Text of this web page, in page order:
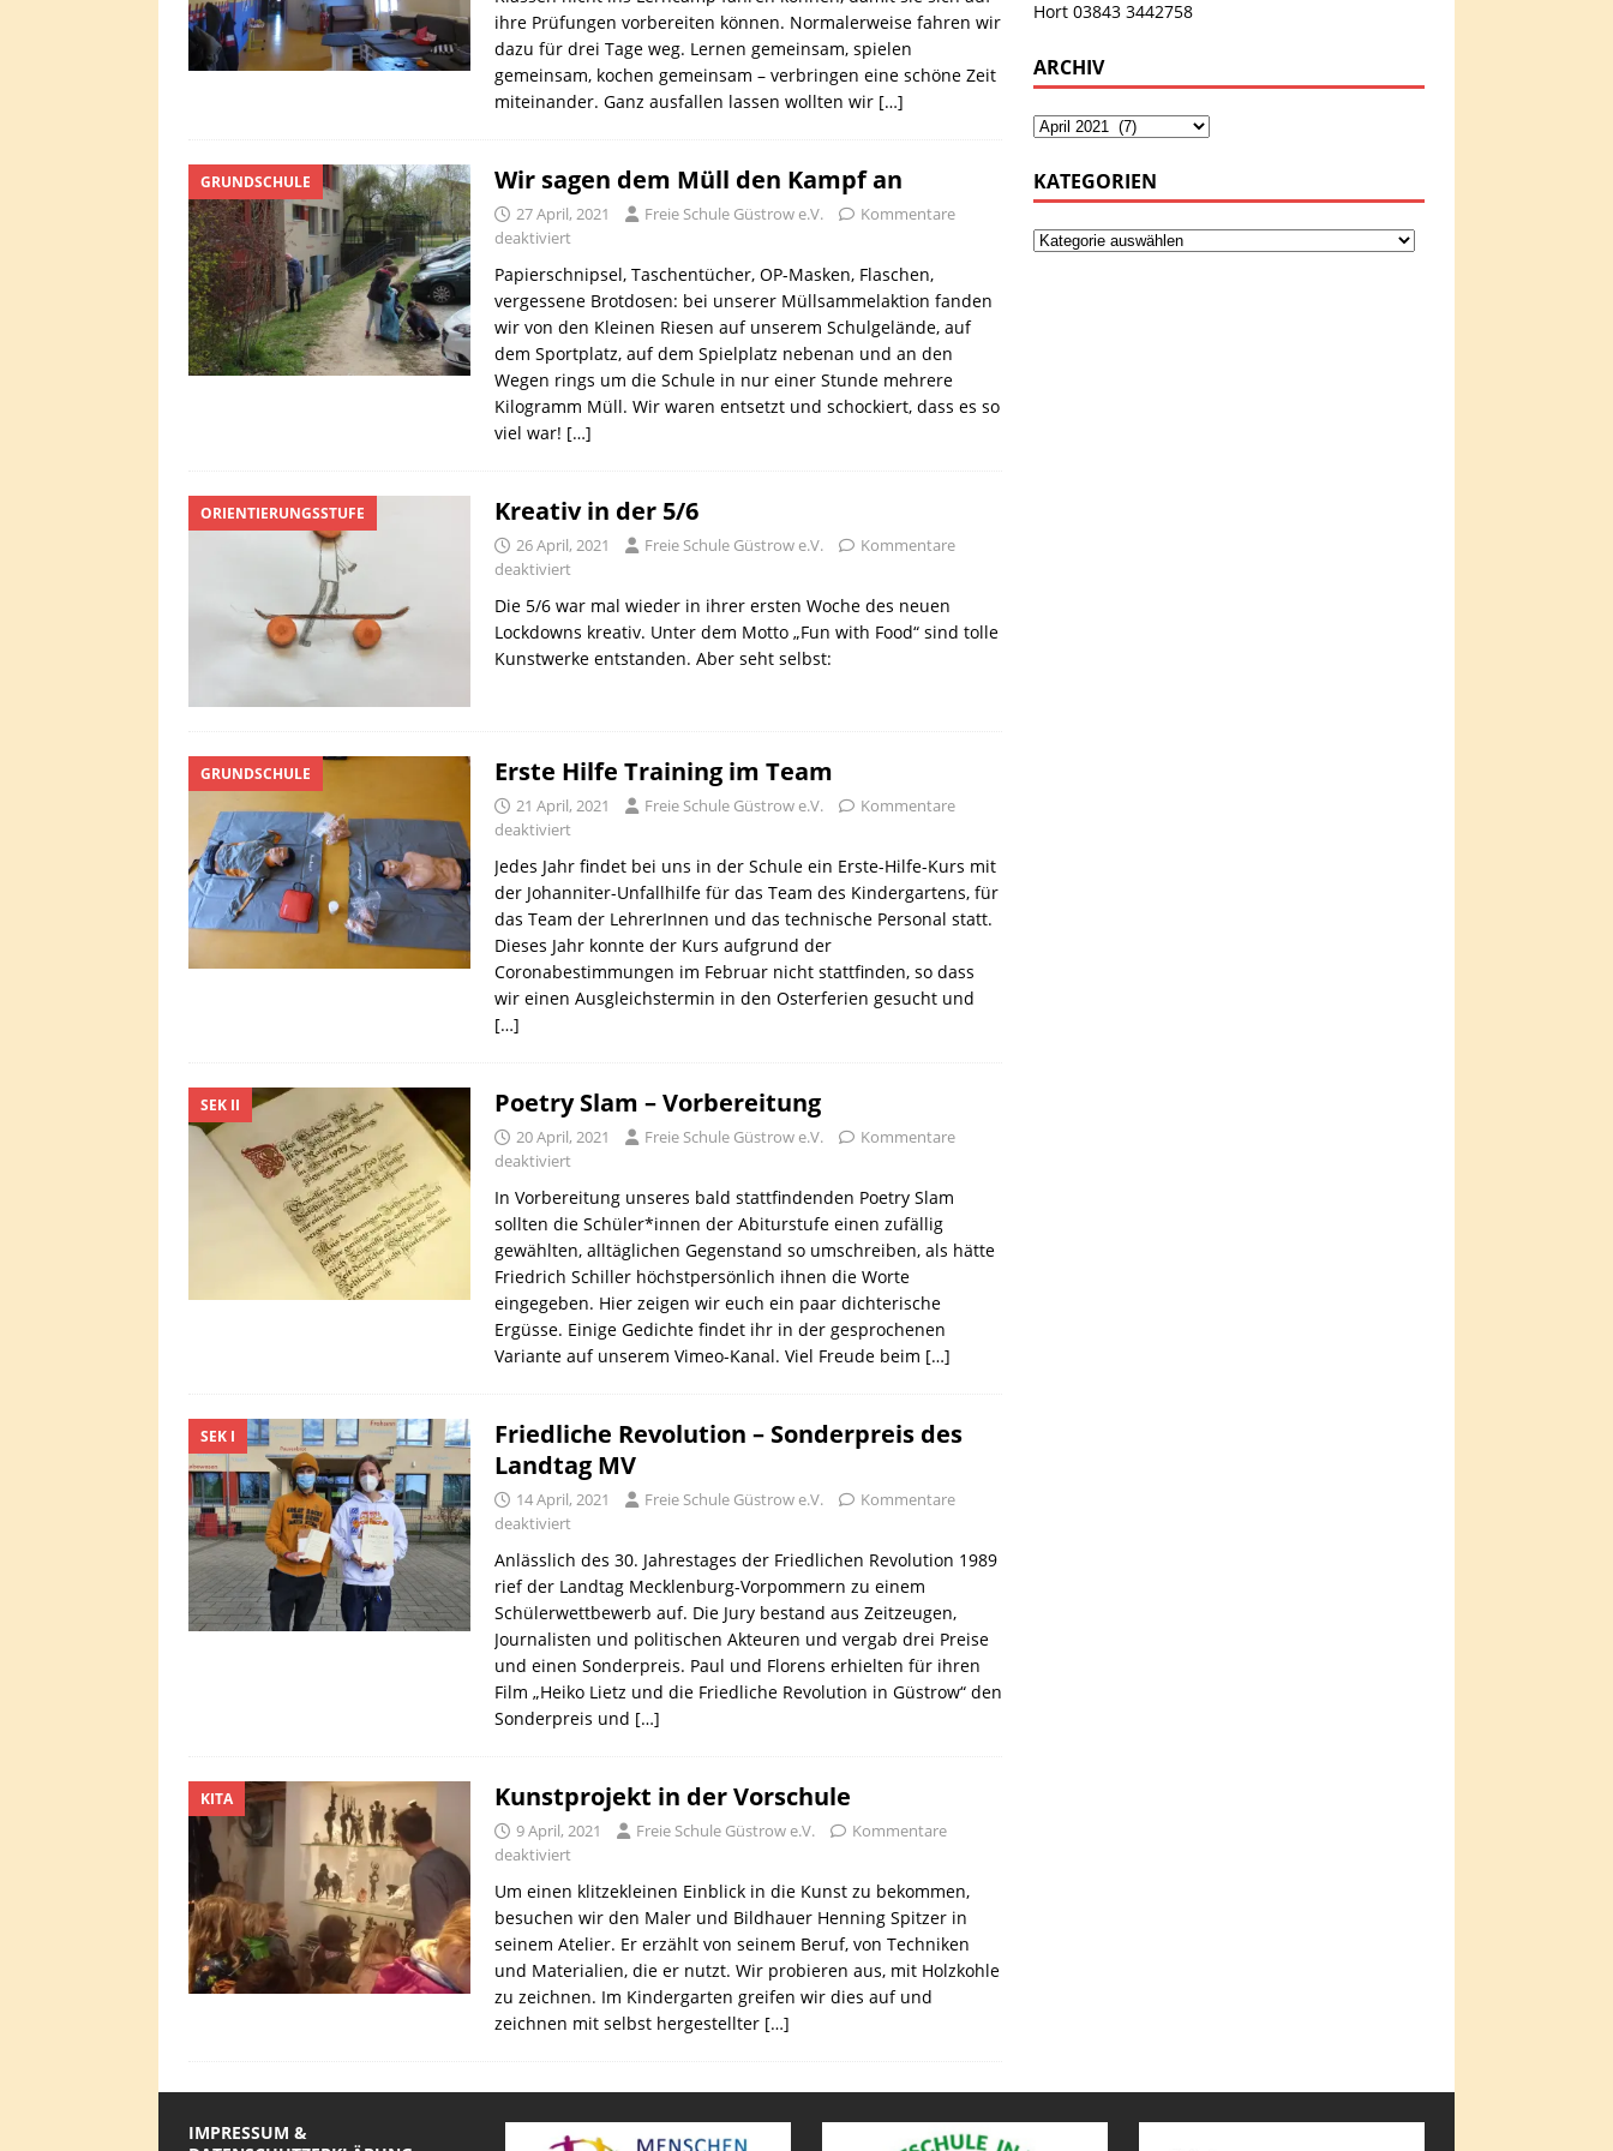
ihre Prüfungen vorbereiten können. Normalerweise fahren wir
dazu für drei Tage weg. Lernen gemeinsam, spielen
gemeinsam, kochen gemeinsam – verbringen eine schöne Zeit
miteinander. Ganz ausfallen lassen wollten wir […]
GRUNDSCHULE Wir sagen dem Müll den Kampf an
27 April, 2021 Freie Schule Güstrow e.V.
Kommentare
deaktiviert
Papierschnipsel, Taschentücher, OP-Masken, Flaschen,
vergessene Brotdosen: bei unserer Müllsammelaktion fanden
wir von den Kleinen Riesen auf unserem Schulgelände, auf
dem Sportplatz, auf dem Spielplatz nebenan und an den
Wegen rings um die Schule in nur einer Stunde mehrere
Kilogramm Müll. Wir waren entsetzt und schockiert, dass es so
viel war! […]
ORIENTIERUNGSSTUFE Kreativ in der 5/6
26 April, 2021 Freie Schule Güstrow e.V.
Kommentare
deaktiviert
Die 5/6 war mal wieder in ihrer ersten Woche des neuen
Lockdowns kreativ. Unter dem Motto „Fun with Food“ sind tolle
Kunstwerke entstanden. Aber seht selbst:
GRUNDSCHULE Erste Hilfe Training im Team
21 April, 2021 Freie Schule Güstrow e.V.
Kommentare
deaktiviert
Jedes Jahr findet bei uns in der Schule ein Erste-Hilfe-Kurs mit
der Johanniter-Unfallhilfe für das Team des Kindergartens, für
das Team der LehrerInnen und das technische Personal statt.
Dieses Jahr konnte der Kurs aufgrund der
Coronabestimmungen im Februar nicht stattfinden, so dass
wir einen Ausgleichstermin in den Osterferien gesucht und
[…]
SEK II Poetry Slam – Vorbereitung
20 April, 2021 Freie Schule Güstrow e.V.
Kommentare
deaktiviert
In Vorbereitung unseres bald stattfindenden Poetry Slam
sollten die Schüler*innen der Abiturstufe einen zufällig
gewählten, alltäglichen Gegenstand so umschreiben, als hätte
Friedrich Schiller höchstpersönlich ihnen die Worte
eingegeben. Hier zeigen wir euch ein paar dichterische
Ergüsse. Einige Gedichte findet ihr in der gesprochenen
Variante auf unserem Vimeo-Kanal. Viel Freude beim […]
SEK I
Friedliche Revolution – Sonderpreis des
Landtag MV
14 April, 2021 Freie Schule Güstrow e.V.
Kommentare
deaktiviert
Anlässlich des 30. Jahrestages der Friedlichen Revolution 1989
rief der Landtag Mecklenburg-Vorpommern zu einem
Schülerwettbewerb auf. Die Jury bestand aus Zeitzeugen,
Journalisten und politischen Akteuren und vergab drei Preise
und einen Sonderpreis. Paul und Florens erhielten für ihren
Film „Heiko Lietz und die Friedliche Revolution in Güstrow“ den
Sonderpreis und […]
KITA Kunstprojekt in der Vorschule
9 April, 2021 Freie Schule Güstrow e.V.
Kommentare
deaktiviert
Um einen klitzekleinen Einblick in die Kunst zu bekommen,
besuchen wir den Maler und Bildhauer Henning Spitzer in
seinem Atelier. Er erzählt von seinem Beruf, von Techniken
und Materialien, die er nutzt. Wir probieren aus, mit Holzkohle
zu zeichnen. Im Kindergarten greifen wir dies auf und
zeichnen mit selbst hergestellter […]
Hort 03843 3442758
ARCHIV
KATEGORIEN
IMPRESSUM &